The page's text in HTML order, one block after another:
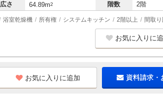
広さ 64.89m2 階数 2階
浴室乾燥機 所有権 システムキッチン 2階以上 間取り
お気に入りに
お気に入りに追加 資料請求・